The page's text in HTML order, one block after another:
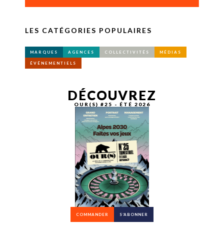
LES CATÉGORIES POPULAIRES
MARQUES AGENCES COLLECTIVITÉS MÉDIAS
ÉVÉNEMENTIELS
DÉCOUVREZ
OUR(S) #25 - ÉTÉ 2026
COMMANDER S’ABONNER